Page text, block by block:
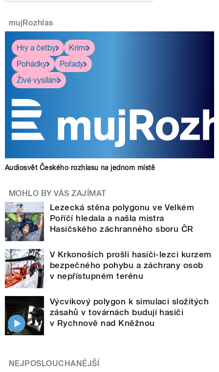
mujRozhlas
Hry a četby
Krimi
Pohádky
Pořady
Živé vysílání
Audiosvět Českého rozhlasu na jednom místě
MOHLO BY VÁS ZAJÍMAT
Lezecká stěna polygonu ve Velkém
Poříčí hledala a našla mistra
Hasičského záchranného sboru ČR
V Krkonoších prošli hasiči-lezci kurzem
bezpečného pohybu a záchrany osob
v nepřístupném terénu
Výcvikový polygon k simulaci složitých
zásahů v továrnách budují hasiči
v Rychnově nad Kněžnou
NEJPOSLOUCHANĚJŠÍ